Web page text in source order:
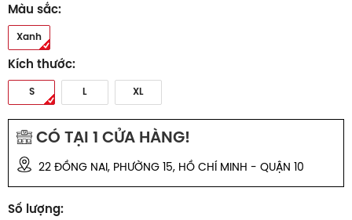
Màu sắc:
Xanh
Kích thước:
S L XL
CÓ TẠI 1 CỬA HÀNG!
22 ĐỒNG NAI, PHƯỜNG 15, HỒ CHÍ MINH - QUẬN 10
Số lượng: